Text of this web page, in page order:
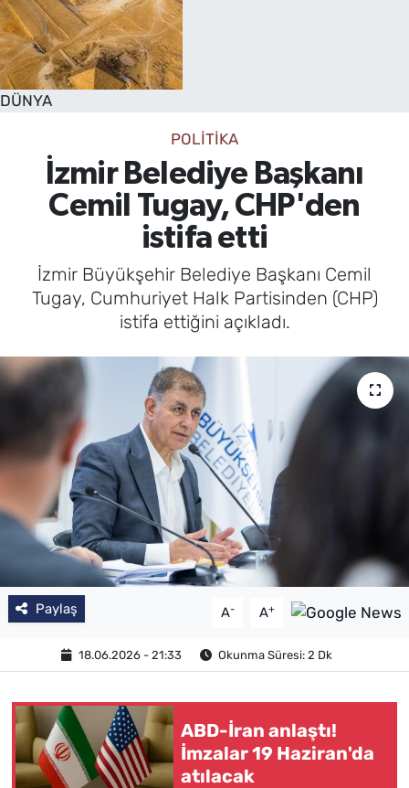
DÜNYA
POLİTİKA
İzmir Belediye Başkanı
Cemil Tugay, CHP'den
istifa etti
İzmir Büyükşehir Belediye Başkanı Cemil
Tugay, Cumhuriyet Halk Partisinden (CHP)
istifa ettiğini açıkladı.
Paylaş A- A+
18.06.2026 - 21:33 Okunma Süresi: 2 Dk
ABD-İran anlaştı!
İmzalar 19 Haziran'da
atılacak